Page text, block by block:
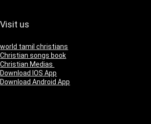
Visit us
world tamil christians
Christian songs book
Christian Medias
Download IOS App
Download Android App